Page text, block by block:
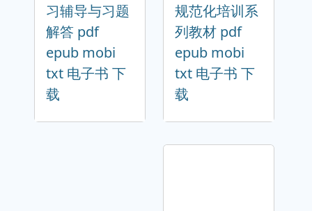
习辅导与习题
解答 pdf
epub mobi
txt 电子书 下
载
规范化培训系
列教材 pdf
epub mobi
txt 电子书 下
载